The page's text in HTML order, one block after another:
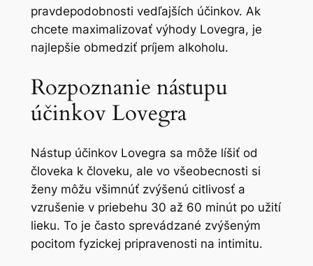
pravdepodobnosti vedľajších účinkov. Ak
chcete maximalizovať výhody Lovegra, je
najlepšie obmedziť príjem alkoholu.
Rozpoznanie nástupu
účinkov Lovegra
Nástup účinkov Lovegra sa môže líšiť od
človeka k človeku, ale vo všeobecnosti si
ženy môžu všimnúť zvýšenú citlivosť a
vzrušenie v priebehu 30 až 60 minút po užití
lieku. To je často sprevádzané zvýšeným
pocitom fyzickej pripravenosti na intimitu.